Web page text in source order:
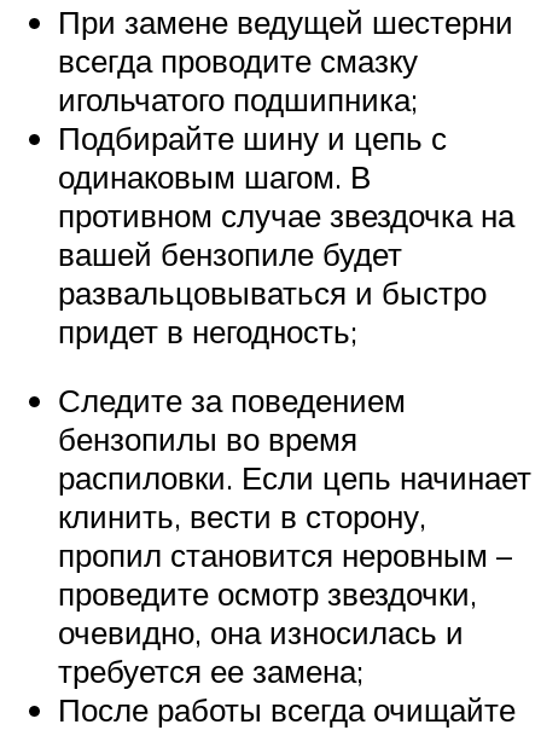
При замене ведущей шестерни
всегда проводите смазку
игольчатого подшипника;
Подбирайте шину и цепь с
одинаковым шагом. В
противном случае звездочка на
вашей бензопиле будет
развальцовываться и быстро
придет в негодность;
Следите за поведением
бензопилы во время
распиловки. Если цепь начинает
клинить, вести в сторону,
пропил становится неровным –
проведите осмотр звездочки,
очевидно, она износилась и
требуется ее замена;
После работы всегда очищайте